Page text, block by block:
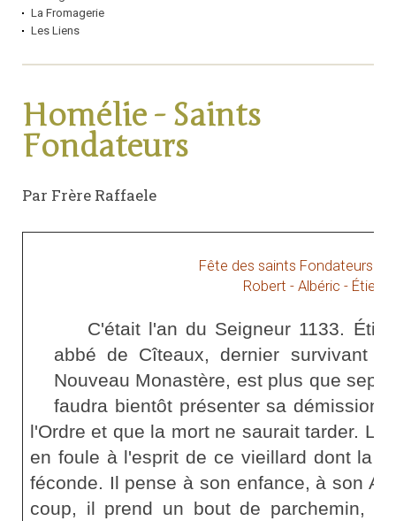
La Fromagerie
Les Liens
Homélie - Saints
Fondateurs
Par Frère Raffaele
Fête des saints Fondateurs de
Robert - Albéric -
C'était l'an du Seigneur 1133.
abbé de Cîteaux, dernier survivant
Nouveau Monastère, est plus que
faudra bientôt présenter sa démission
l'Ordre et que la mort ne saurait tarder.
en foule à l'esprit de ce vieillard dont la
féconde. Il pense à son enfance, à son
coup, il prend un bout de parchemin,